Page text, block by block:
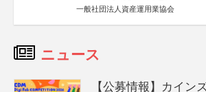
一般社団法人資産運用業協会
ニュース
【公募情報】カイン